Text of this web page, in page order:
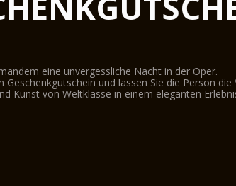
eine unvergessliche Nacht in der Oper.
Geschenkgutschein und lassen Sie die Person
Kunst von Weltklasse in einem eleganten